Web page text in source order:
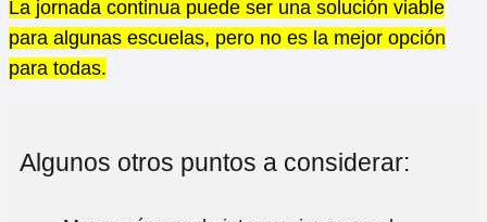
La jornada continua puede ser una solución viable
para algunas escuelas, pero no es la mejor opción
para todas.
Algunos otros puntos a considerar: